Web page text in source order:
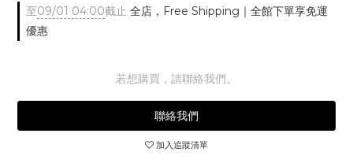
至09/01 04:00截止 全店，Free Shipping｜全館下單享免運
優惠
若想購買，請聯絡我們。
聯絡我們
加入追蹤清單